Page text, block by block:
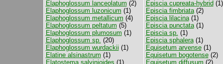
Elaphoglossum lanceolatum (2)
Elaphoglossum luzonicum (1)
Elaphoglossum metallicum (4)
Elaphoglossum peltatum (5)
Elaphoglossum plumosum (1)
Elaphoglossum sp. (20)
Elaphoglossum wurdackii (1)
Elatine alsinastrum (1)
Elatostema salvinioides (1)
Episcia cupreata-hybrid (1)
Episcia fimbriata(2)
Episcia lilacina(1)
Episcia punctata(1)
Episcia sp. (1)
Episcia sphalera(1)
Equisetum arvense(1)
Equisetum bogotense(2)
Equisetum diffusum (2)